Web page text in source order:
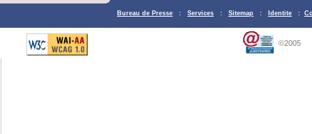
Bureau de Presse : Services : Sitemap : Identite :
©2005